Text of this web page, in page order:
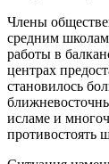
Члены
средним
работы в
центрах
становилось
исламе и